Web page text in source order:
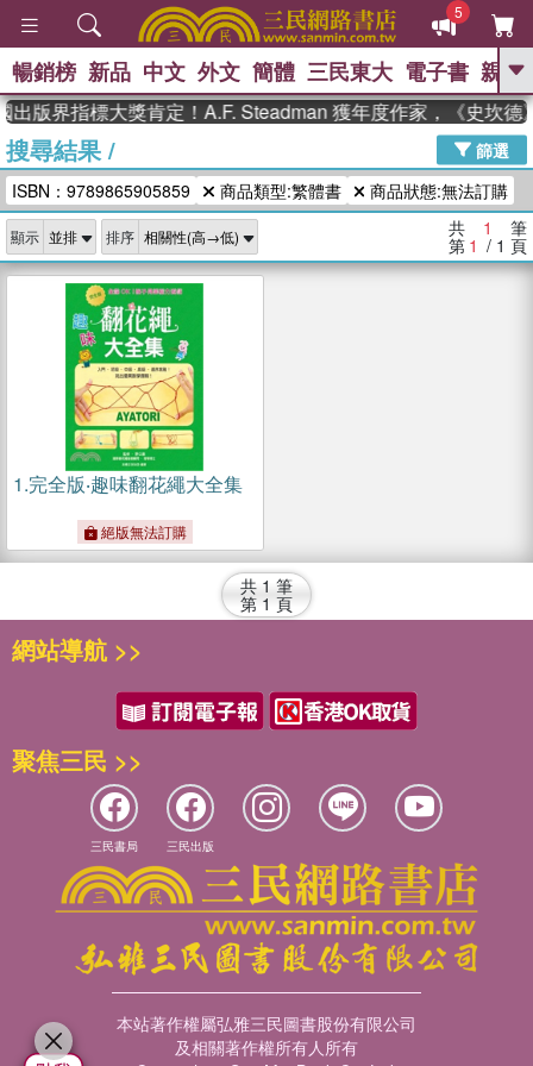
5
GO
The Odyssey 、
父親節 、 如果歷史是一群喵 、 暑期
推薦 、 國際布克獎 臺灣漫遊錄 、 方
念華 、 台灣的李登輝時代 、 數學女
孩：黎曼猜想
偉大的迷走神經
暢銷榜 新品 中文 外文 簡體 三民東大 電子書 親子
出版界指標大獎肯定！A.F. Steadman 獲年度作家，《史坎德
搜尋結果/
篩選
ISBN：9789865905859
商品類型:繁體書 商品狀態:無法訂購
顯示 排序 共 1 筆
第 1 / 1 頁
1.完全版‧趣味翻花繩大全集
絕版無法訂購
共 1 筆
第 1 頁
網站導航 >>
聚焦三民 >>
三民書局 三民出版
本站著作權屬弘雅三民圖書股份有限公司
及相關著作權所有人所有